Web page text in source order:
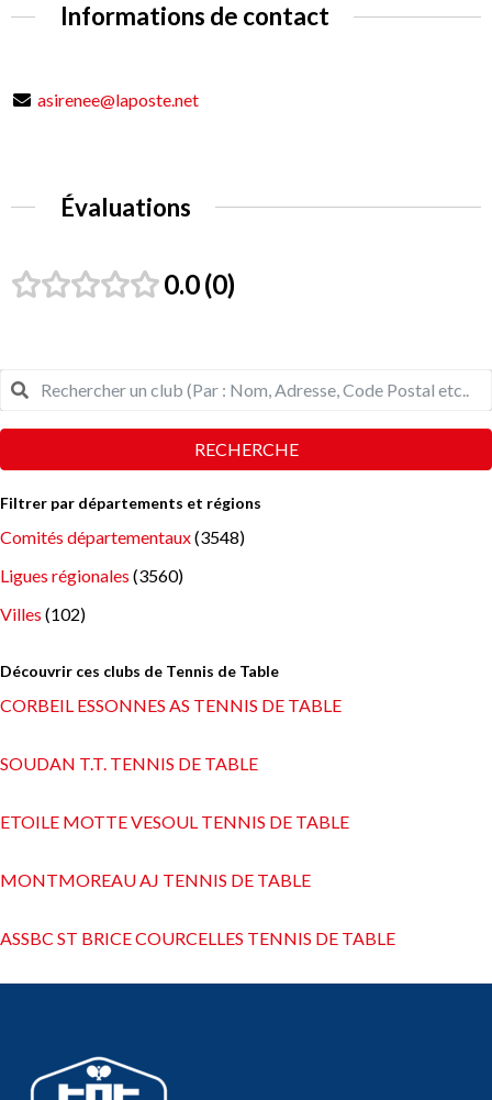
Informations de contact
asirenee@laposte.net
Évaluations
0.0 0
RECHERCHE
Filtrer par départements et régions
Comités départementaux(3548)
Ligues régionales (3560)
Villes (102)
Découvrir ces clubs de Tennis de Table
CORBEIL ESSONNES AS TENNIS DE TABLE
SOUDAN T.T. TENNIS DE TABLE
ETOILE MOTTE VESOUL TENNIS DE TABLE
MONTMOREAU AJ TENNIS DE TABLE
ASSBC ST BRICE COURCELLES TENNIS DE TABLE